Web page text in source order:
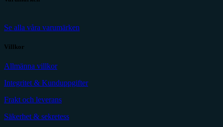
Se alla våra varumärken
Villkor
Allmänna villkor
Integritet & Kunduppgifter
Frakt och leverans
Säkerhet & sekretess